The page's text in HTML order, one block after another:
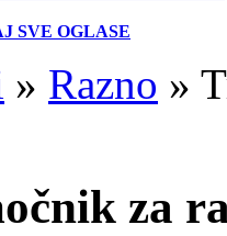
SVE OGLASE
» Razno »
za